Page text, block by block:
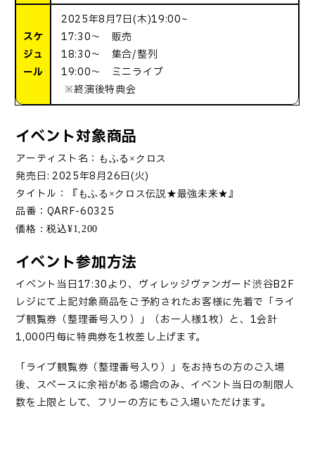
スケ
ジュ
ール
2025年8月7日(木)19:00~
17:30～ 販売
18:30～ 集合/整列
19:00～ ミニライブ
※終演後特典会
イベント対象商品
アーティスト名： もふる×クロス
発売日: 2025年8月26日(火)
タイトル：『 もふる×クロス伝説★最強未来★』
品番： QARF-60325
価格：税込¥1,200
イベント参加方法
イベント当日17:30より、ヴィレッジヴァンガード渋谷B2F
レジにて上記対象商品をご予約されたお客様に先着で「ライ
ブ観覧券（整理番号入り）」（お一人様1枚）と、 1会計
1,000円毎に特典券を1枚差し上げます。
「ライブ観覧券（整理番号入り） 」 をお持ちの方のご入場
後、スペースに余裕がある場合のみ、イベント当日の制限人
数を上限として、フリーの方にもご入場いただけます。